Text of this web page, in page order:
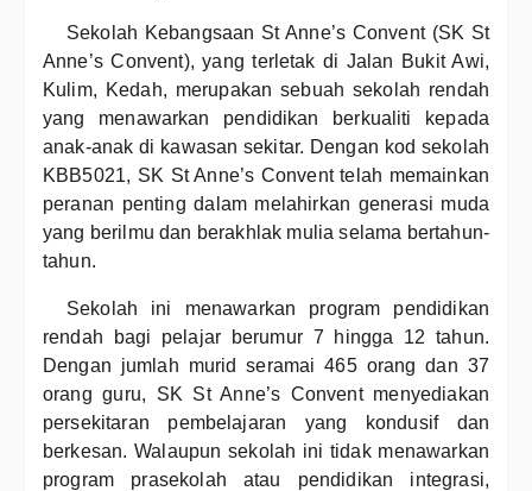
Sekolah Kebangsaan St Anne’s Convent (SK St
Anne’s Convent), yang terletak di Jalan Bukit Awi,
Kulim, Kedah, merupakan sebuah sekolah rendah
yang menawarkan pendidikan berkualiti kepada
anak-anak di kawasan sekitar. Dengan kod sekolah
KBB5021, SK St Anne’s Convent telah memainkan
peranan penting dalam melahirkan generasi muda
yang berilmu dan berakhlak mulia selama bertahun-
tahun.
Sekolah ini menawarkan program pendidikan
rendah bagi pelajar berumur 7 hingga 12 tahun.
Dengan jumlah murid seramai 465 orang dan 37
orang guru, SK St Anne’s Convent menyediakan
persekitaran pembelajaran yang kondusif dan
berkesan. Walaupun sekolah ini tidak menawarkan
program prasekolah atau pendidikan integrasi,